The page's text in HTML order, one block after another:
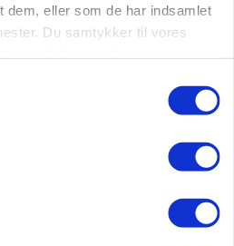
dem, eller som de har indsamlet
Du samtykker til vores
og
mod ny
ny gødskningslov: Sådan
fra 2027